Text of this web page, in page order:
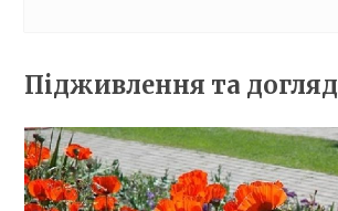
Підживлення та догляд